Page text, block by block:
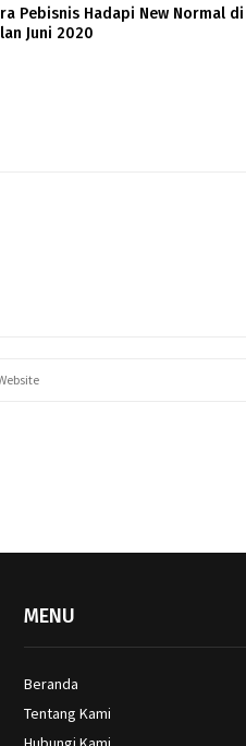
Pebisnis Hadapi New Normal di
Juni 2020
MENU
Beranda
Tentang Kami